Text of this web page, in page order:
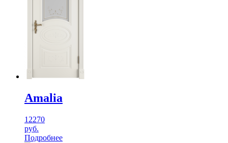
Amalia
12270
руб.
Подробнее